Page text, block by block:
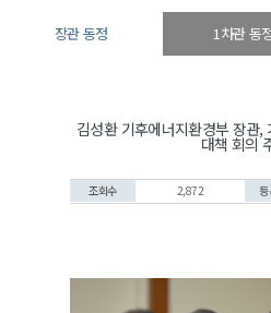
장관 동정 1차관 동
김성환 기후에너지환경부 장관,
대책 회의
조회수 2,872 등